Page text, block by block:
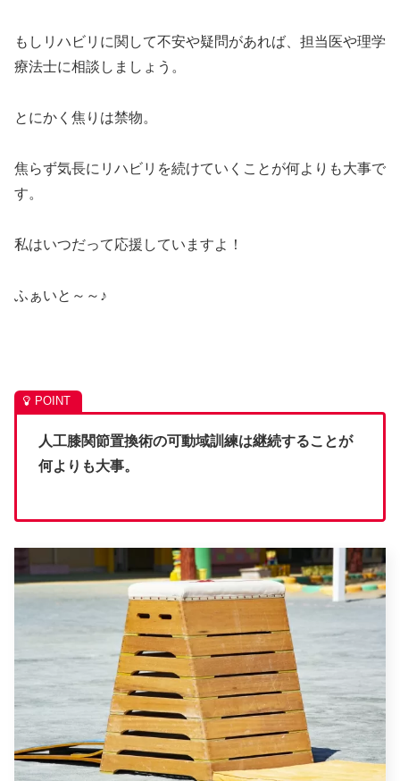
もしリハビリに関して不安や疑問があれば、担当医や理学
療法士に相談しましょう。
とにかく焦りは禁物。
焦らず気長にリハビリを続けていくことが何よりも大事で
す。
私はいつだって応援していますよ！
ふぁいと～～♪
人工膝関節置換術の可動域訓練は継続することが
何よりも大事。